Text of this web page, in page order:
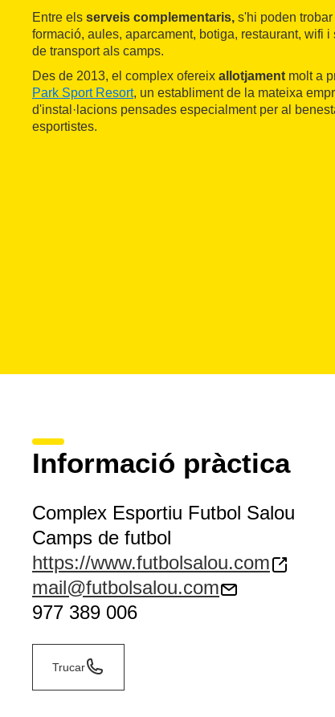
Entre els serveis complementaris, s'hi poden
formació, aules, aparcament, botiga, restaurant, wifi
de transport als camps.
Des de 2013, el complex ofereix allotjament molt a
Park Sport Resort, un establiment de la mateixa
d'instal·lacions pensades especialment per al
esportistes.
Informació pràctica
Complex Esportiu Futbol Salou
Camps de futbol
https://www.futbolsalou.com
mail@futbolsalou.com
977 389 006
Trucar